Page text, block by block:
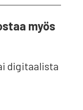
myös
digitaalista